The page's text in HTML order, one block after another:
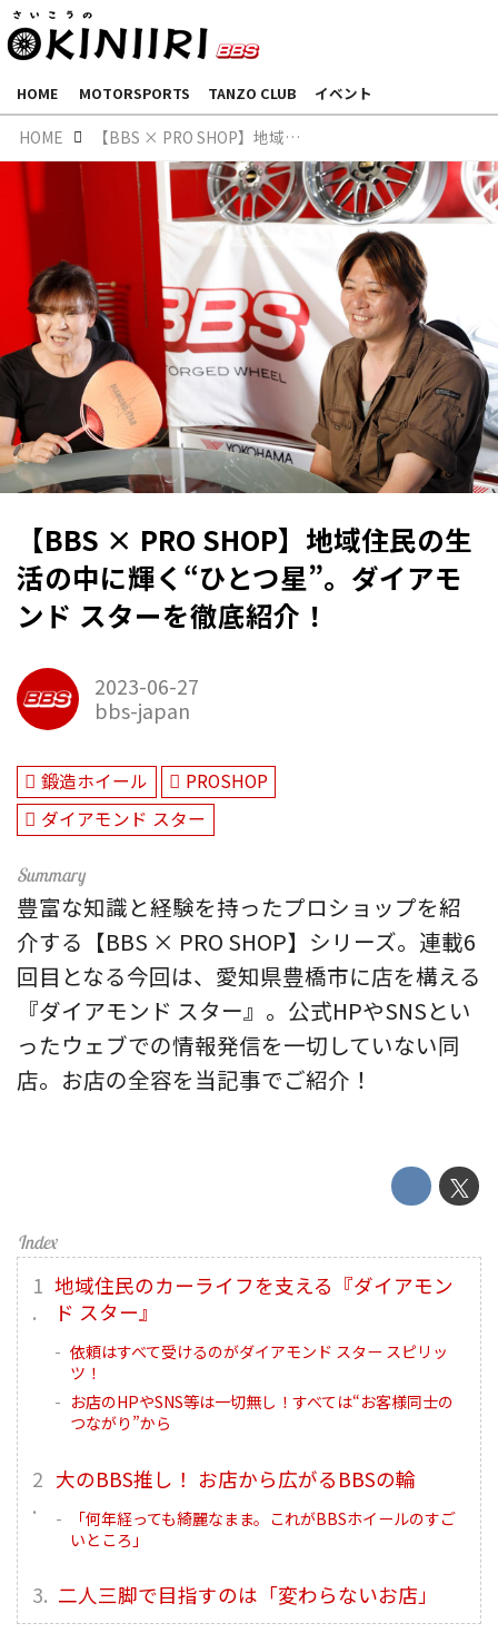
HOME MOTORSPORTS TANZO CLUB イベント
HOME 【BBS × PRO SHOP】地域住民の生活の中に輝く“ひとつ星”。ダイアモンド スターを徹底紹介！
【BBS × PRO SHOP】地域住民の生
活の中に輝く“ひとつ星”。ダイアモ
ンド スターを徹底紹介！
2023-06-27
bbs-japan
鍛造ホイール
PROSHOP
ダイアモンド スター
豊富な知識と経験を持ったプロショップを紹
介する【BBS × PRO SHOP】シリーズ。連載6
回目となる今回は、愛知県豊橋市に店を構える
『ダイアモンド スター』。公式HPやSNSとい
ったウェブでの情報発信を一切していない同
店。お店の全容を当記事でご紹介！
地域住民のカーライフを支える『ダイアモン
ド スター』
依頼はすべて受けるのがダイアモンド スター スピリッ
ツ！
お店のHPやSNS等は一切無し！すべては“お客様同士の
つながり”から
大のBBS推し！ お店から広がるBBSの輪
「何年経っても綺麗なまま。これがBBSホイールのすご
いところ」
二人三脚で目指すのは「変わらないお店」